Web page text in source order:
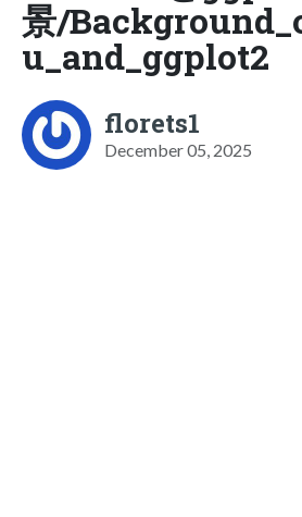
景/
u_and_ggplot2
florets1
December 05, 2025